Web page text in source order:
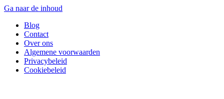
Ga naar de inhoud
Blog
Contact
Over ons
Algemene voorwaarden
Privacybeleid
Cookiebeleid